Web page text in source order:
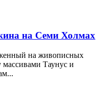
на Семи Холмах
на живописных
Таунус и